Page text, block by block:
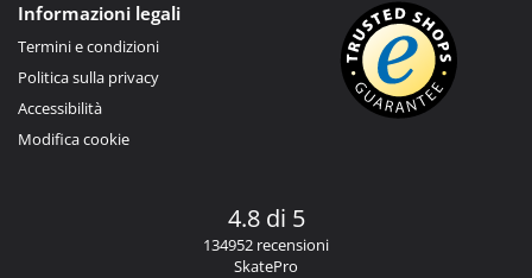
Informazioni legali
Termini e condizioni
Politica sulla privacy
Accessibilità
Modifica cookie
4.8 di 5
134952 recensioni
SkatePro